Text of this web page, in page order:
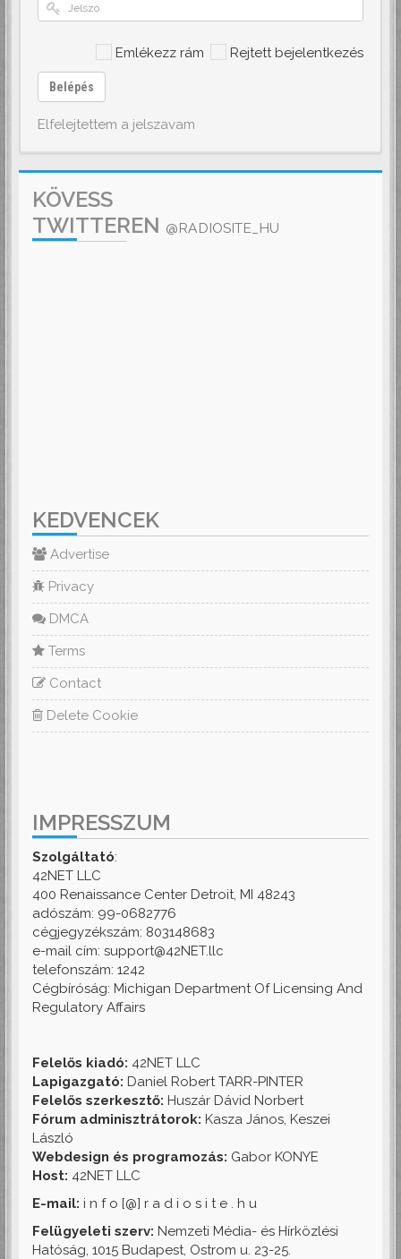
Emlékezz rám Rejtett bejelentkezés
Belépés
Elfelejtettem a jelszavam
KÖVESS
TWITTEREN @RADIOSITE_HU
KEDVENCEK
Advertise
Privacy
DMCA
Terms
Contact
Delete Cookie
IMPRESSZUM
Szolgáltató:
42NET LLC
400 Renaissance Center Detroit, MI 48243
adószám: 99-0682776
cégjegyzékszám: 803148683
e-mail cím: support@42NET.llc
telefonszám: 1242
Cégbíróság: Michigan Department Of Licensing And
Regulatory Affairs
Felelős kiadó: 42NET LLC
Lapigazgató: Daniel Robert TARR-PINTER
Felelős szerkesztő: Huszár Dávid Norbert
Fórum adminisztrátorok: Kasza János, Keszei
László
Webdesign és programozás: Gabor KONYE
Host: 42NET LLC
E-mail: i n f o [@] r a d i o s i t e . h u
Felügyeleti szerv: Nemzeti Média- és Hírközlési
Hatóság, 1015 Budapest, Ostrom u. 23-25.